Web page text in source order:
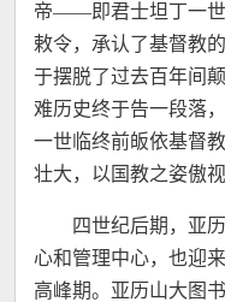
帝——即君士坦丁一世
敕令，承认了基督教
于摆脱了过去百年间
难历史终于告一段落
一世临终前皈依基督
壮大，以国教之姿傲视
四世纪后期，亚
心和管理中心，也迎
高峰期。亚历山大图